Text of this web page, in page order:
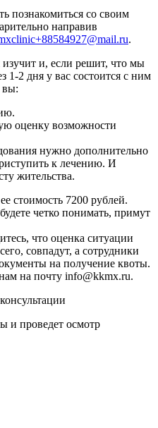
познакомиться со своим
направив
.
и, если решит, что мы
1-2 дня у вас состоится с ним
вы:
оценку возможности
нужно дополнительно
к лечению. И
жительства.
стоимость 7200 рублей.
четко понимать, примут
что оценка ситуации
совпадут, а сотрудники
на получение квоты.
на почту info@kkmx.ru.
и проведет осмотр